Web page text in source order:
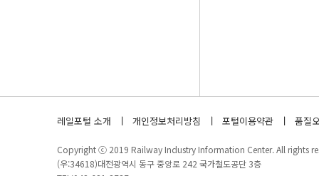
레일포털 소개 개인정보처리방침 포털이용약관 품질
Copyright ⓒ 2019 Railway Industry Information Center. All rights
(우:34618)대전광역시 동구 중앙로 242 국가철도공단 3층